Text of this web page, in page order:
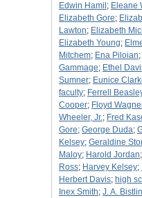
Edwin Hamil ; Eleane
Elizabeth Gore;
Lawton; Elizabeth
Elizabeth Young;
Mitchem; Ena Piloian;
Gammage; Ethel
Sumner; Eunice
faculty; Ferrell
Cooper; Floyd
Wheeler, Jr.; Fred
Gore; George Duda;
Kelsey; Geraldine
Maloy; Harold Jordan;
Ross; Harvey Kelsey;
Herbert Davis; high
Inex Smith; J. A.